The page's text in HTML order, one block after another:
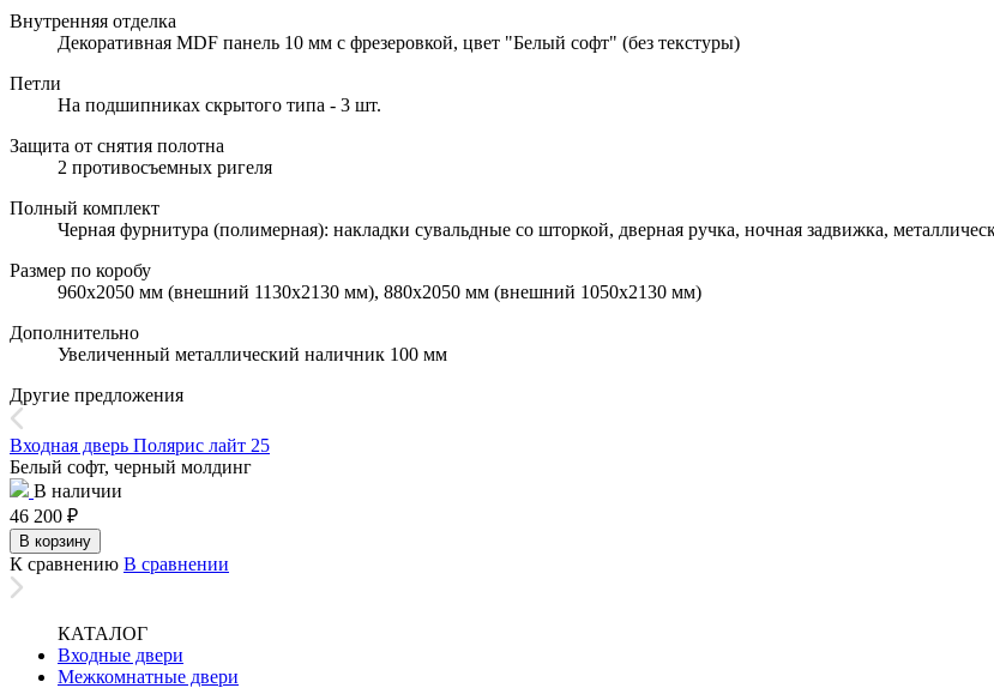
Внутренняя отделка
Декоративная MDF панель 10 мм с фрезеровкой, цвет "Белый софт" (без текстуры)
Петли
На подшипниках скрытого типа - 3 шт.
Защита от снятия полотна
2 противосъемных ригеля
Полный комплект
Черная фурнитура (полимерная): накладки сувальдные со шторкой, дверная ручка, ночная задвижка,
Размер по коробу
960х2050 мм (внешний 1130х2130 мм), 880х2050 мм (внешний 1050х2130 мм)
Дополнительно
Увеличенный металлический наличник 100 мм
Другие предложения
Входная дверь Полярис лайт 25
Белый софт, черный молдинг
В наличии
46 200 ₽
В корзину
К сравнению В сравнении
КАТАЛОГ
Входные двери
Межкомнатные двери